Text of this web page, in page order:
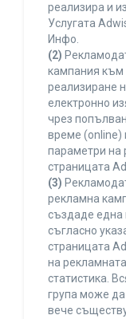
реализира и
Услугата
Инфо.
(2)
кампания към
реализиране
електронно
чрез
време (online)
параметри на
страницата
(3)
рекламна
създаде една
съгласно
страницата
на
статистика.
група може
вече